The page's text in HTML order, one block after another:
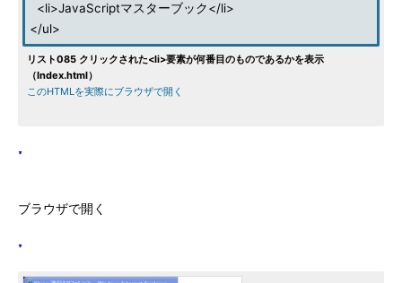
<li>JavaScriptマスターブック</li>
</ul>
リスト085 クリックされた<li>要素が何番目のものであるかを表示
（Index.html）
このHTMLを実際にブラウザで開く
ブラウザで開く